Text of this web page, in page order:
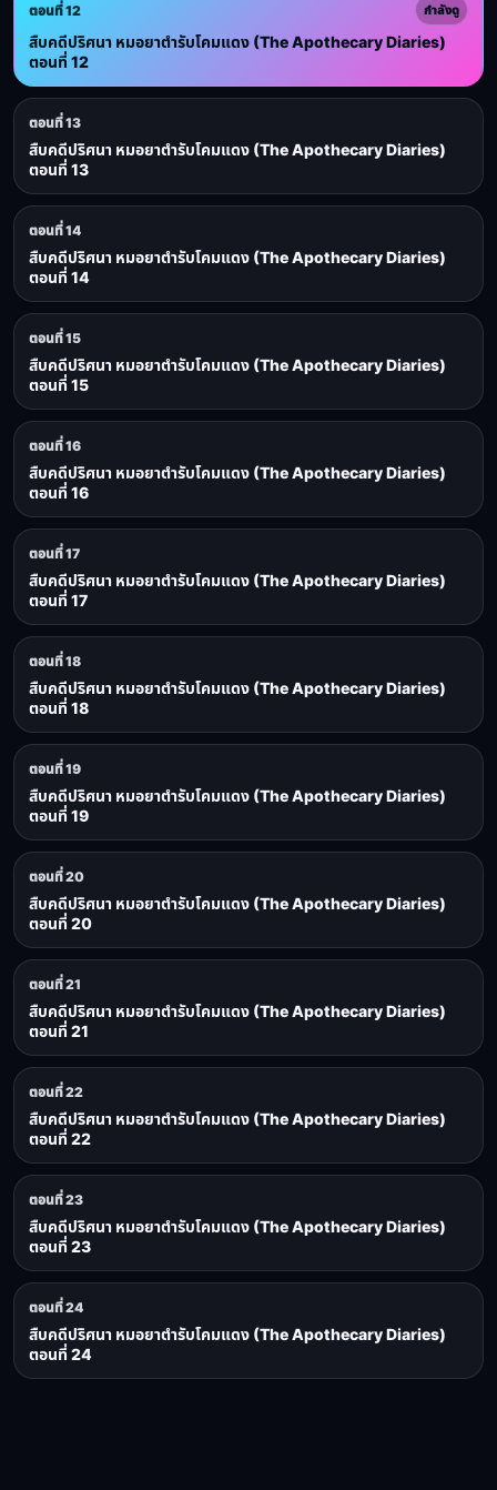
ตอนที่ 12 กำลังดู
สืบคดีปริศนา หมอยาตำรับโคมแดง (The Apothecary Diaries)
ตอนที่ 12
ตอนที่ 13
สืบคดีปริศนา หมอยาตำรับโคมแดง (The Apothecary Diaries)
ตอนที่ 13
ตอนที่ 14
สืบคดีปริศนา หมอยาตำรับโคมแดง (The Apothecary Diaries)
ตอนที่ 14
ตอนที่ 15
สืบคดีปริศนา หมอยาตำรับโคมแดง (The Apothecary Diaries)
ตอนที่ 15
ตอนที่ 16
สืบคดีปริศนา หมอยาตำรับโคมแดง (The Apothecary Diaries)
ตอนที่ 16
ตอนที่ 17
สืบคดีปริศนา หมอยาตำรับโคมแดง (The Apothecary Diaries)
ตอนที่ 17
ตอนที่ 18
สืบคดีปริศนา หมอยาตำรับโคมแดง (The Apothecary Diaries)
ตอนที่ 18
ตอนที่ 19
สืบคดีปริศนา หมอยาตำรับโคมแดง (The Apothecary Diaries)
ตอนที่ 19
ตอนที่ 20
สืบคดีปริศนา หมอยาตำรับโคมแดง (The Apothecary Diaries)
ตอนที่ 20
ตอนที่ 21
สืบคดีปริศนา หมอยาตำรับโคมแดง (The Apothecary Diaries)
ตอนที่ 21
ตอนที่ 22
สืบคดีปริศนา หมอยาตำรับโคมแดง (The Apothecary Diaries)
ตอนที่ 22
ตอนที่ 23
สืบคดีปริศนา หมอยาตำรับโคมแดง (The Apothecary Diaries)
ตอนที่ 23
ตอนที่ 24
สืบคดีปริศนา หมอยาตำรับโคมแดง (The Apothecary Diaries)
ตอนที่ 24